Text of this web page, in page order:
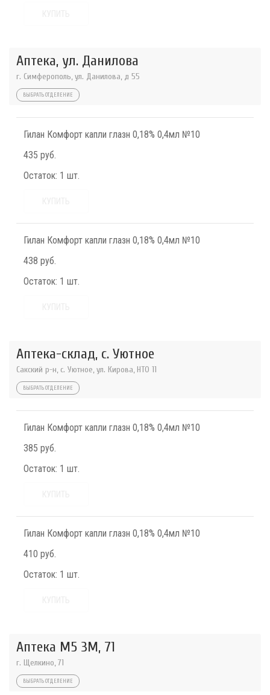
Аптека, ул. Данилова
г. Симферополь, ул. Данилова, д 55
ВЫБРАТЬ ОТДЕЛЕНИЕ
Гилан Комфорт капли глазн 0,18% 0,4мл №10
435 руб.
Остаток: 1 шт.
Гилан Комфорт капли глазн 0,18% 0,4мл №10
438 руб.
Остаток: 1 шт.
Аптека-склад, с. Уютное
Сакский р-н, с. Уютное, ул. Кирова, НТО 11
ВЫБРАТЬ ОТДЕЛЕНИЕ
Гилан Комфорт капли глазн 0,18% 0,4мл №10
385 руб.
Остаток: 1 шт.
Гилан Комфорт капли глазн 0,18% 0,4мл №10
410 руб.
Остаток: 1 шт.
Аптека М5 3М, 71
г. Щелкино, 71
ВЫБРАТЬ ОТДЕЛЕНИЕ